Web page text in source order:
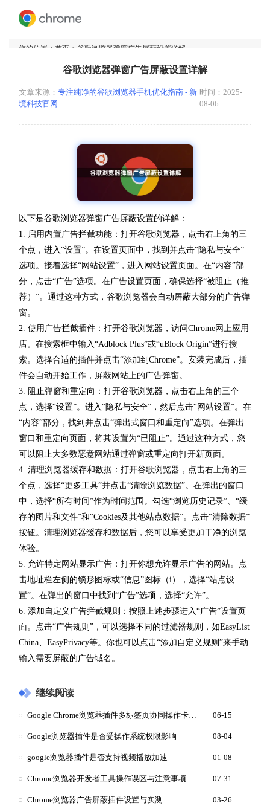
您的位置： 首页 > 谷歌浏览器弹窗广告屏蔽设置详解
谷歌浏览器弹窗广告屏蔽设置详解
文章来源： 专注纯净的谷歌浏览器手机优化指南 - 新
境科技官网
时间：2025-
08-06
以下是谷歌浏览器弹窗广告屏蔽设置的详解：
1. 启用内置广告拦截功能：打开谷歌浏览器，点击右上角的三
个点，进入“设置”。在设置页面中，找到并点击“隐私与安全”
选项。接着选择“网站设置”，进入网站设置页面。在“内容”部
分，点击“广告”选项。在广告设置页面，确保选择“被阻止（推
荐）”。通过这种方式，谷歌浏览器会自动屏蔽大部分的广告弹
窗。
2. 使用广告拦截插件：打开谷歌浏览器，访问Chrome网上应用
店。在搜索框中输入“Adblock Plus”或“uBlock Origin”进行搜
索。选择合适的插件并点击“添加到Chrome”。安装完成后，插
件会自动开始工作，屏蔽网站上的广告弹窗。
3. 阻止弹窗和重定向：打开谷歌浏览器，点击右上角的三个
点，选择“设置”。进入“隐私与安全”，然后点击“网站设置”。在
“内容”部分，找到并点击“弹出式窗口和重定向”选项。在弹出
窗口和重定向页面，将其设置为“已阻止”。通过这种方式，您
可以阻止大多数恶意网站通过弹窗或重定向打开新页面。
4. 清理浏览器缓存和数据：打开谷歌浏览器，点击右上角的三
个点，选择“更多工具”并点击“清除浏览数据”。在弹出的窗口
中，选择“所有时间”作为时间范围。勾选“浏览历史记录”、“缓
存的图片和文件”和“Cookies及其他站点数据”。点击“清除数据”
按钮。清理浏览器缓存和数据后，您可以享受更加干净的浏览
体验。
5. 允许特定网站显示广告：打开你想允许显示广告的网站。点
击地址栏左侧的锁形图标或“信息”图标（i），选择“站点设
置”。在弹出的窗口中找到“广告”选项，选择“允许”。
6. 添加自定义广告拦截规则：按照上述步骤进入“广告”设置页
面。点击“广告规则”，可以选择不同的过滤器规则，如EasyList
China、EasyPrivacy等。你也可以点击“添加自定义规则”来手动
输入需要屏蔽的广告域名。
继续阅读
06-15
Google浏览器插件是否受操作系统权限影响 08-04
google浏览器插件是否支持视频播放加速 01-08
Chrome浏览器开发者工具操作误区与注意事项 07-31
Chrome浏览器广告屏蔽插件设置与实测 03-26